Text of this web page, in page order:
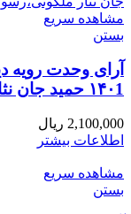
مشاهده سریع
بستن
۱۴۰1 حمید جان نثار ملکوتی،رسول جعفری
2,100,000 ریال
اطلاعات بیشتر
مشاهده سریع
بستن